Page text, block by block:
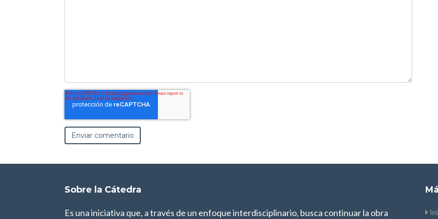
Sobre la Cátedra
Es una iniciativa que, a través de un enfoque interdisciplinario, busca continuar la obra